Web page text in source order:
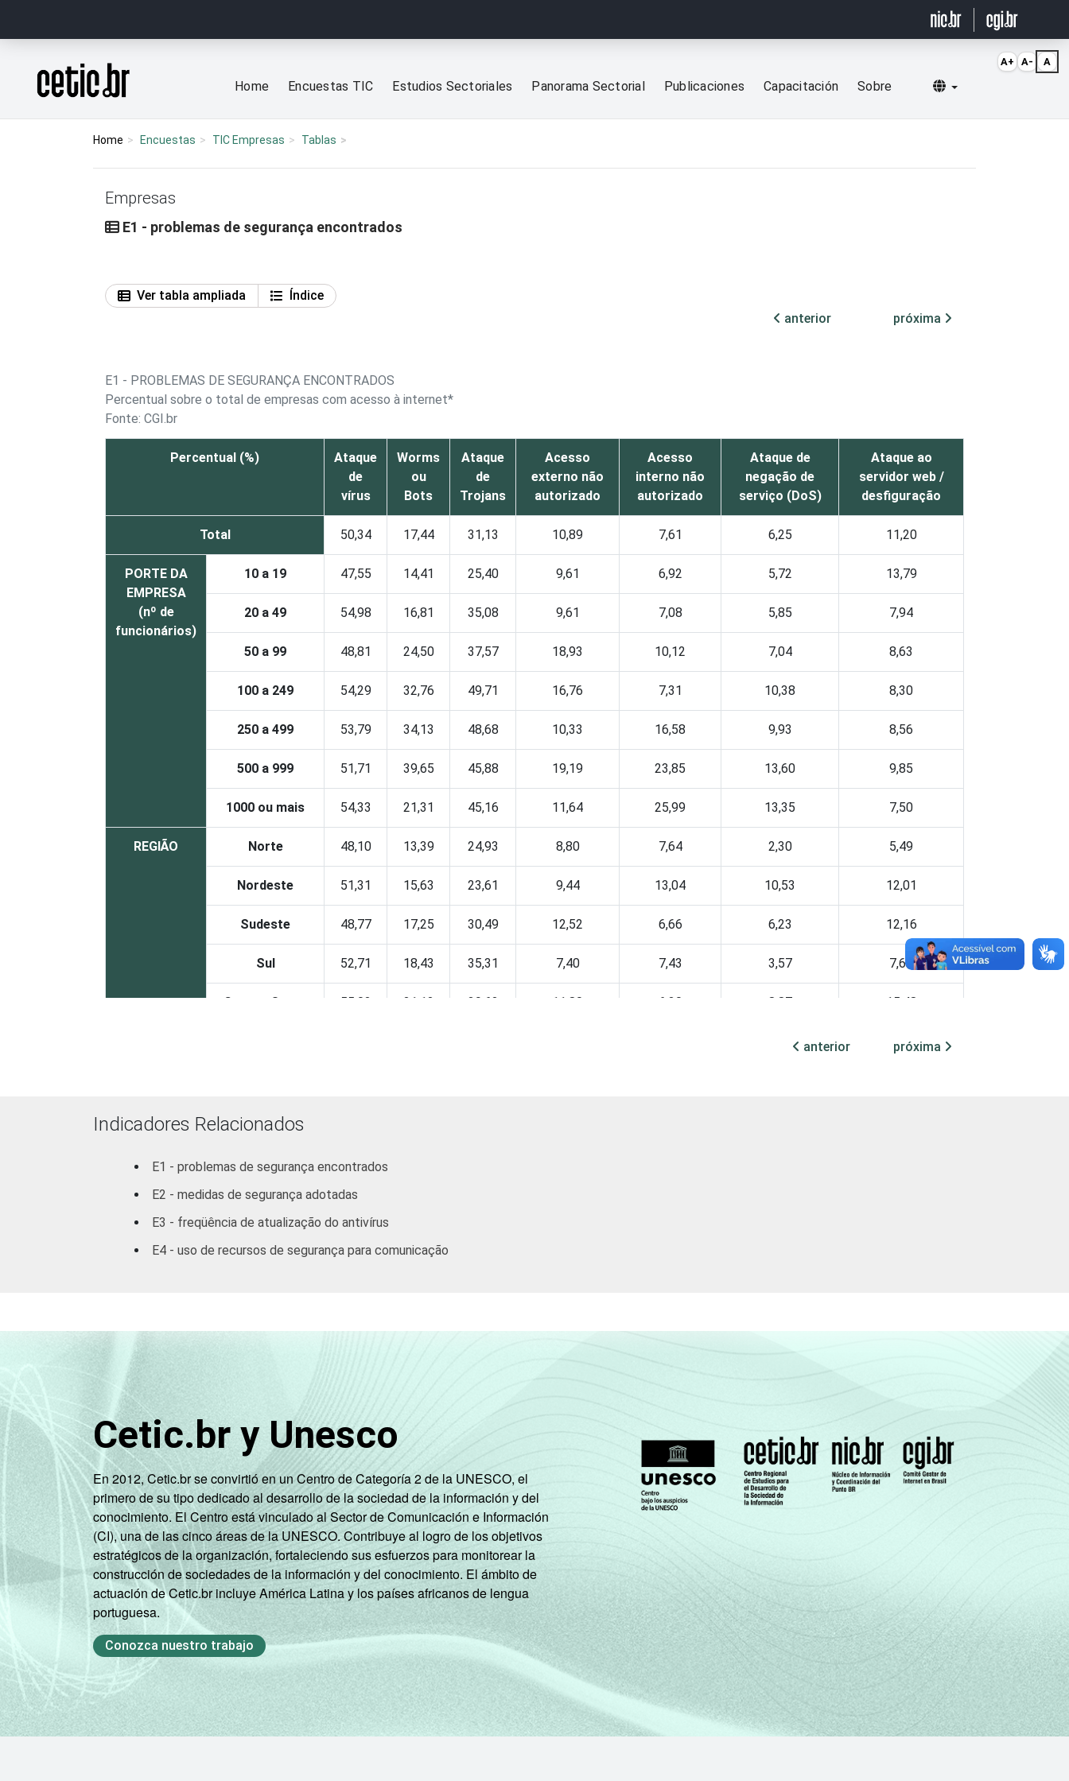
Página inicial
Home Encuestas TIC Estudios Sectoriales Panorama Sectorial Publicaciones Capacitación Sobre Selecionar idioma
Home Encuestas TIC Empresas Tablas
Empresas
E1 - problemas de segurança encontrados
Ver tabla ampliada
Índice
anterior
próxima
E1 - PROBLEMAS DE SEGURANÇA ENCONTRADOS
Percentual sobre o total de empresas com acesso à internet*
Fonte: CGI.br
Percentual (%)
Ataque
de
vírus
Worms
ou
Bots
Ataque
de
Trojans
Acesso
externo não
autorizado
Acesso
interno não
autorizado
Ataque de
negação de
serviço (DoS)
Ataque ao
servidor web /
desfiguração
Total 50,34 17,44 31,13 10,89 7,61 6,25 11,20
PORTE DA
EMPRESA
(nº de
funcionários)
10 a 19 47,55 14,41 25,40 9,61 6,92 5,72 13,79
20 a 49 54,98 16,81 35,08 9,61 7,08 5,85 7,94
50 a 99 48,81 24,50 37,57 18,93 10,12 7,04 8,63
100 a 249 54,29 32,76 49,71 16,76 7,31 10,38 8,30
250 a 499 53,79 34,13 48,68 10,33 16,58 9,93 8,56
500 a 999 51,71 39,65 45,88 19,19 23,85 13,60 9,85
1000 ou mais 54,33 21,31 45,16 11,64 25,99 13,35 7,50
REGIÃO Norte 48,10 13,39 24,93 8,80 7,64 2,30 5,49
Nordeste 51,31 15,63 23,61 9,44 13,04 10,53 12,01
Sudeste 48,77 17,25 30,49 12,52 6,66 6,23 12,16
Sul 52,71 18,43 35,31 7,40 7,43 3,57 7,64
Centro-Oeste 55,02 21,12 39,62 11,80 6,30 8,87 15,48
11,74
Autos
Hotel/
52,43
Ativ. Cinema/
Vídeo/ Rádio/
TV
57,45 28,42 17,42 4,04 7,88
* Base: 1.930 empresas com acesso à internet, com 10 funcionários ou mais, que constituem os seguintes segmentos da CNAE: seção D, F, G, I, K e
grupos 55.1, 55.2, 92.1 e 92.2. Respostas múltiplas referentes aos últimos doze meses (pesquisa realizada em agosto/setembro 2005).
anterior próxima
Indicadores Relacionados
E1 - problemas de segurança encontrados
E2 - medidas de segurança adotadas
E3 - freqüência de atualização do antivírus
E4 - uso de recursos de segurança para comunicação
Cetic.br y Unesco
En 2012, Cetic.br se convirtió en un Centro de Categoría 2 de la UNESCO, el
primero de su tipo dedicado al desarrollo de la sociedad de la información y del
conocimiento. El Centro está vinculado al Sector de Comunicación e Información
(CI), una de las cinco áreas de la UNESCO. Contribuye al logro de los objetivos
estratégicos de la organización, fortaleciendo sus esfuerzos para monitorear la
construcción de sociedades de la información y del conocimiento. El ámbito de
actuación de Cetic.br incluye América Latina y los países africanos de lengua
portuguesa.
Conozca nuestro trabajo
A+ A- A